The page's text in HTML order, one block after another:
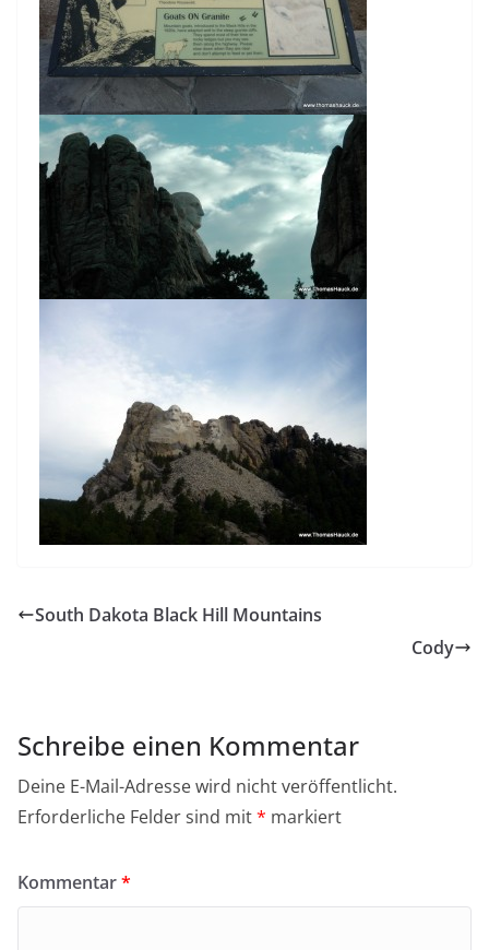
South Dakota Black Hill Mountains
Cody
Schreibe einen Kommentar
Deine E-Mail-Adresse wird nicht veröffentlicht.
Erforderliche Felder sind mit* markiert
Kommentar*